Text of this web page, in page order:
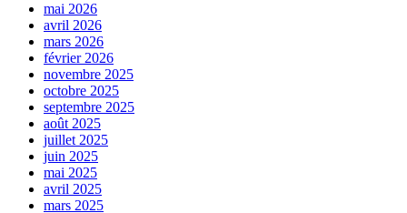
mai 2026
avril 2026
mars 2026
février 2026
novembre 2025
octobre 2025
septembre 2025
août 2025
juillet 2025
juin 2025
mai 2025
avril 2025
mars 2025